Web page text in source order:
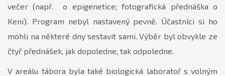
večer (např. o epigenetice; fotografická přednáška o
Keni). Program nebyl nastavený pevně. Účastníci si ho
mohli na některé dny sestavit sami. Výběr byl obvykle ze
čtyř přednášek, jak dopoledne, tak odpoledne.
V areálu tábora byla také biologická laboratoř s volným